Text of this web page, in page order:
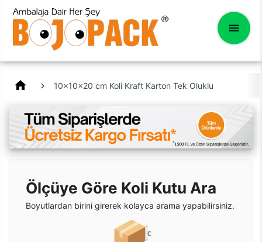
home 10x10x20 cm Koli Kraft Karton Tek Oluklu
Ölçüye Göre Koli Kutu Ara
Boyutlardan birini girerek kolayca arama yapabilirsiniz.